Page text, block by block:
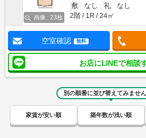
画像 : 23枚
敷
なし 礼
なし
2階
1R 24㎡
空室確認 無料
お店にLINEで相談
別の順番に並び替えてみませ
家賃が安い順 築年数が浅い順